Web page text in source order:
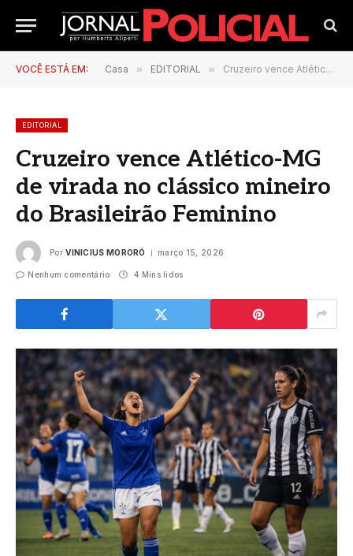
VOCÊ ESTÁ EM: Casa » EDITORIAL » Cruzeiro vence Atlético-MG de virada no clássico mineiro do Brasileirão Feminino
EDITORIAL
Cruzeiro vence Atlético-MG
de virada no clássico mineiro
do Brasileirão Feminino
Por VINICIUS MORORÓ março 15, 2026
Nenhum comentário 4 Mins lidos